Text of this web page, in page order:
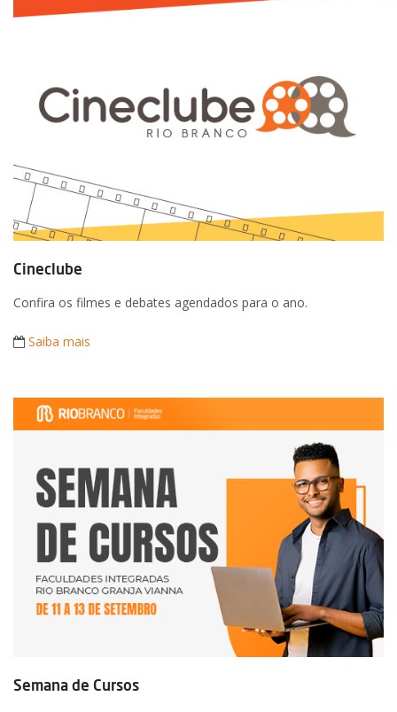
Cineclube
Confira os filmes e debates agendados para o ano.
Saiba mais
Semana de Cursos